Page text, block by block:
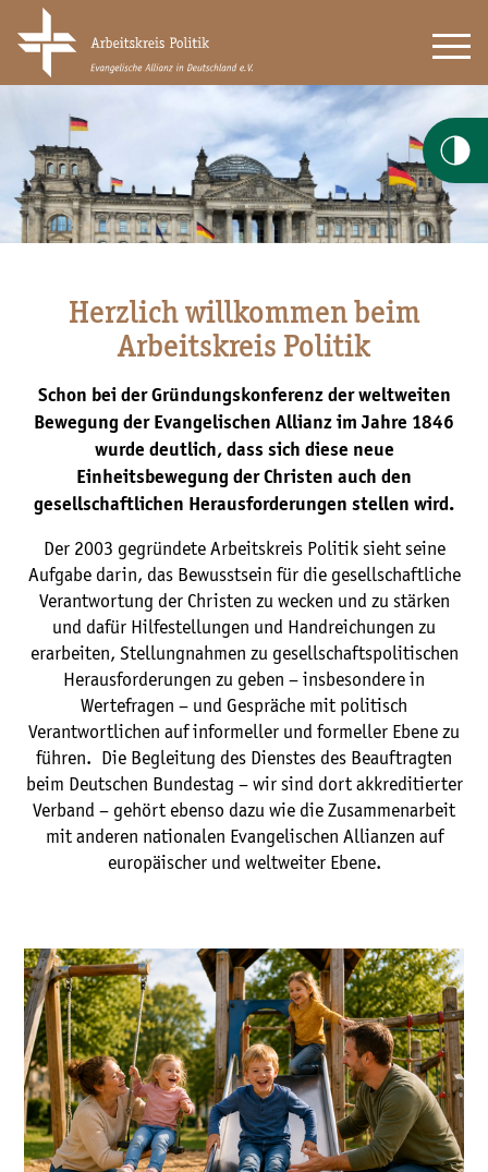
Herzlich willkommen beim
Arbeitskreis Politik
Schon bei der Gründungskonferenz der weltweiten
Bewegung der Evangelischen Allianz im Jahre 1846
wurde deutlich, dass sich diese neue
Einheitsbewegung der Christen auch den
gesellschaftlichen Herausforderungen stellen wird.
Der 2003 gegründete Arbeitskreis Politik sieht seine
Aufgabe darin, das Bewusstsein für die gesellschaftliche
Verantwortung der Christen zu wecken und zu stärken
und dafür Hilfestellungen und Handreichungen zu
erarbeiten, Stellungnahmen zu gesellschaftspolitischen
Herausforderungen zu geben – insbesondere in
Wertefragen – und Gespräche mit politisch
Verantwortlichen auf informeller und formeller Ebene zu
führen. Die Begleitung des Dienstes des Beauftragten
beim Deutschen Bundestag – wir sind dort akkreditierter
Verband – gehört ebenso dazu wie die Zusammenarbeit
mit anderen nationalen Evangelischen Allianzen auf
europäischer und weltweiter Ebene.